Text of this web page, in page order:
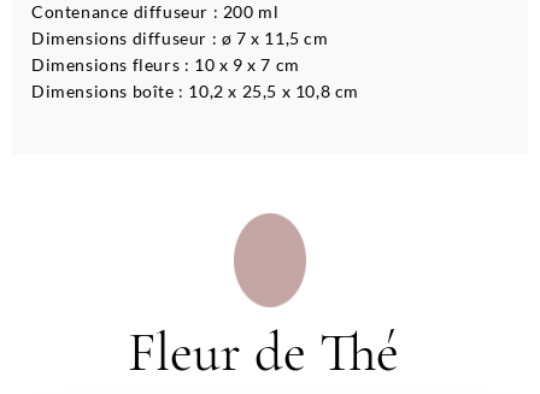
Contenance diffuseur : 200 ml
Dimensions diffuseur : ø 7 x 11,5 cm
Dimensions fleurs : 10 x 9 x 7 cm
Dimensions boîte : 10,2 x 25,5 x 10,8 cm
Fleur de Thé